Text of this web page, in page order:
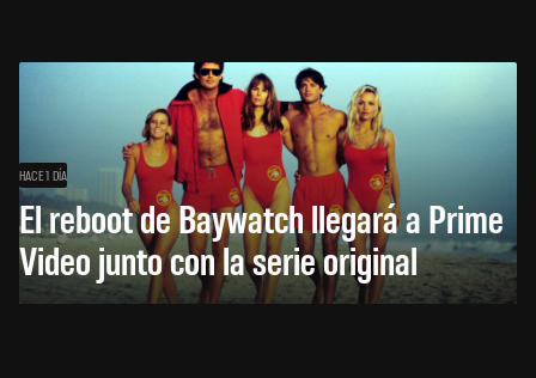
HACE 1 DÍA
El reboot de Baywatch llegará a Prime
Video junto con la serie original